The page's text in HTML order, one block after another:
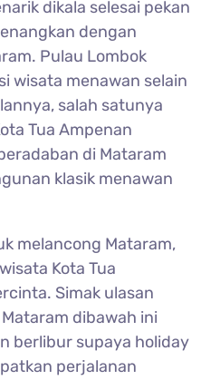
dikala selesai pekan
dengan
Pulau Lombok
wisata menawan selain
salah satunya
Tua Ampenan
di Mataram
klasik menawan
melancong Mataram,
Kota Tua
Simak ulasan
dibawah ini
berlibur supaya holiday
perjalanan